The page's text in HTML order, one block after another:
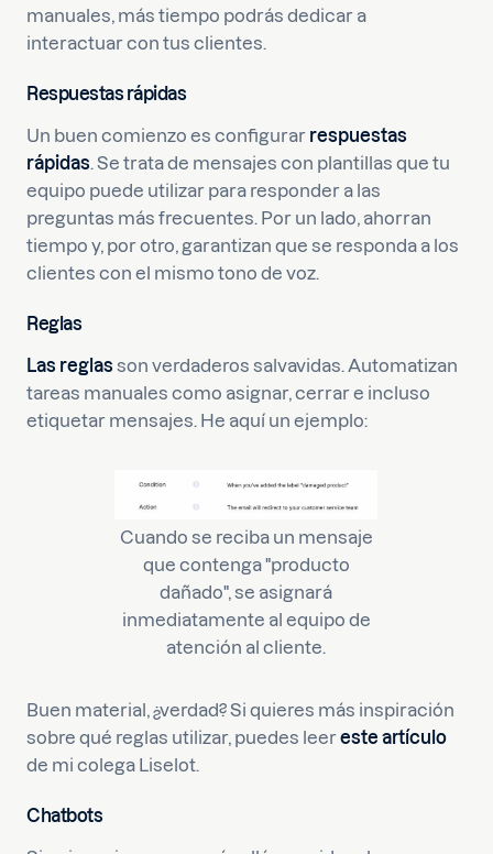
manuales, más tiempo podrás dedicar a
interactuar con tus clientes.
Respuestas rápidas
Un buen comienzo es configurar respuestas
rápidas. Se trata de mensajes con plantillas que tu
equipo puede utilizar para responder a las
preguntas más frecuentes. Por un lado, ahorran
tiempo y, por otro, garantizan que se responda a los
clientes con el mismo tono de voz.
Reglas
Las reglas son verdaderos salvavidas. Automatizan
tareas manuales como asignar, cerrar e incluso
etiquetar mensajes. He aquí un ejemplo:
Cuando se reciba un mensaje
que contenga "producto
dañado", se asignará
inmediatamente al equipo de
atención al cliente.
Buen material, ¿verdad? Si quieres más inspiración
sobre qué reglas utilizar, puedes leereste artículo
de mi colega Liselot.
Chatbots